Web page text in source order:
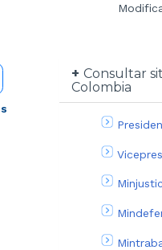
Consultar
Colombia